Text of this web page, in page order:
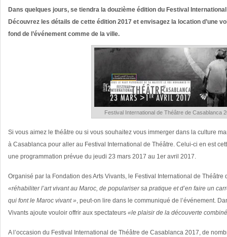
Dans quelques jours, se tiendra la douzième édition du Festival
Découvrez les détails de cette édition 2017 et envisagez la location d’une
fond de l’événement comme de la ville.
Festival International de Théâtre de Casablanca
Si vous aimez le théâtre ou si vous souhaitez vous immerger dans la culture
à Casablanca pour aller au Festival International de Théâtre. Celui-ci en est
une programmation prévue du jeudi 23 mars 2017 au 1er avril 2017.
Organisé par la Fondation des Arts Vivants, le Festival International de
«réhabiliter l’art vivant au Maroc, de populariser sa pratique et d’en faire un
qui font le Maroc vivant », peut-on lire dans le communiqué de l’événement.
Vivants ajoute vouloir offrir aux spectateurs «le plaisir de la découverte
A l’occasion du Festival International de Théâtre de Casablanca 2017, de